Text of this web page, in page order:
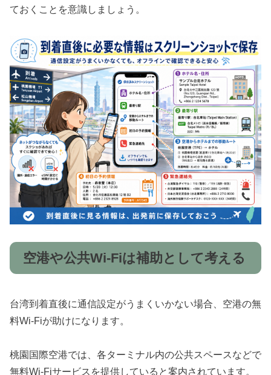
ておくことを意識しましょう。
空港や公共Wi-Fiは補助として考える
台湾到着直後に通信設定がうまくいかない場合、空港の無
料Wi-Fiが助けになります。
桃園国際空港では、各ターミナル内の公共スペースなどで
無料Wi-Fiサービスを提供していると案内されています。